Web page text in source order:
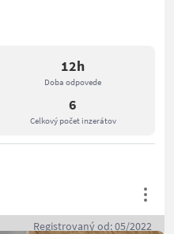
12h
Doba odpovede
6
Celkový počet inzerátov
Registrovaný od: 05/2022